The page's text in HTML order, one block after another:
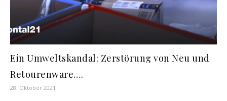
Ein Umweltskandal: Zerstörung von Neu und
Retourenware….
28. Oktober 2021